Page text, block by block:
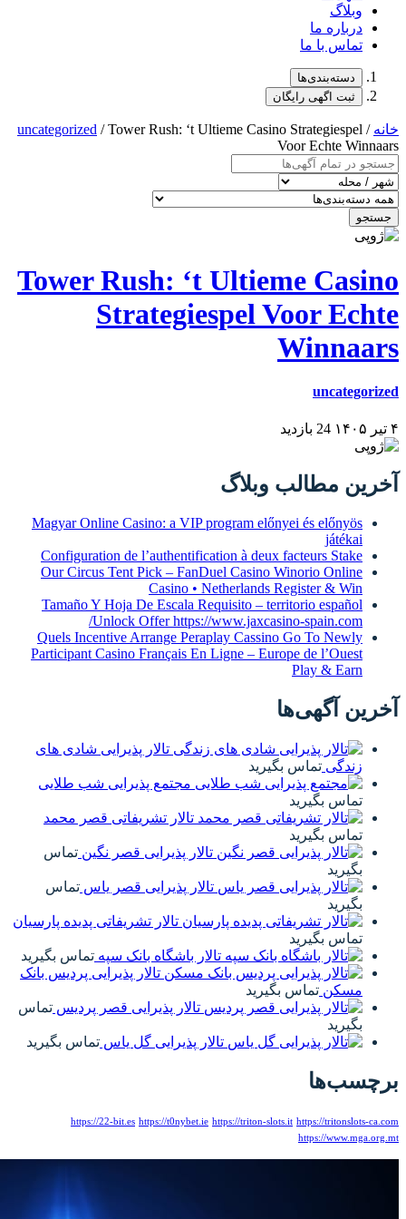
uncategorized /
Tower
Magyar Online
Configuration
Our Circus
Tamaño Y Hoja
Unlock
Quels Incentive
Participant
شادی های
شب طلایی
قصر محمد
قصر نگینتماس
قصر یاستماس
پدیده پارسیان
سپه تماس بگیرید
پذیرایی پردیس بانک
قصر پردیس تماس
یاس تماس بگیرید
https://22-bit.es